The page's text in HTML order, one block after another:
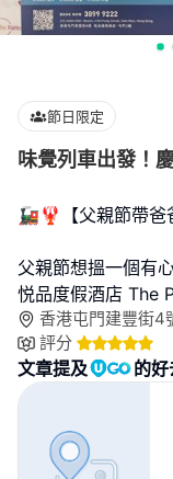
節日限定
味覺列車出發！
🚂🦞【父親節帶
父親節想搵一個有
悦品度假酒店 The
香港屯門建豐街4
評分
文章提及 的